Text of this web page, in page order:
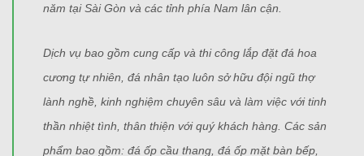
năm tại Sài Gòn và các tỉnh phía Nam lân cận.
Dịch vụ bao gồm cung cấp và thi công lắp đặt đá hoa
cương tự nhiên, đá nhân tạo luôn sở hữu đội ngũ thợ
lành nghề, kinh nghiệm chuyên sâu và làm việc với tinh
thần nhiệt tình, thân thiện với quý khách hàng. Các sản
phẩm bao gồm: đá ốp cầu thang, đá ốp mặt bàn bếp,